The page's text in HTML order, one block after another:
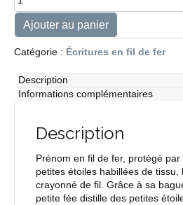
de
Naïs
et
la
voute
céleste
Ajouter au panier
Catégorie : Écritures en fil de fer
Description
Informations complémentaires
Description
Prénom en fil de fer, protégé
petites étoiles habillées de tissu,
crayonné de fil. Grâce à sa
petite fée distille des petites